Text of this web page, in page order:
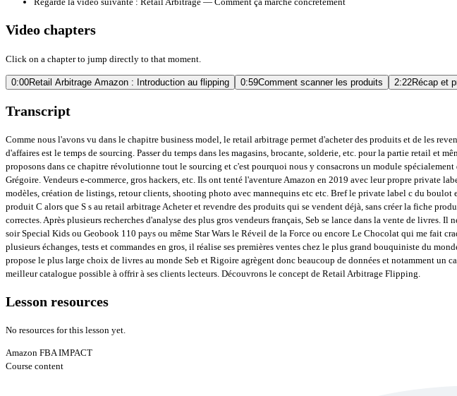
Video chapters
Click on a chapter to jump directly to that moment.
0:00Retail Arbitrage Amazon : Introduction au flipping 0:59Comment scanner les produits 2:22Récap et
Transcript
Comme nous l'avons vu dans le chapitre business model, le retail arbitrage permet d'acheter des produits et de les
d'affaires est le temps de sourcing. Passer du temps dans les magasins, brocante, solderie, etc. pour la partie retail et
proposons dans ce chapitre révolutionne tout le sourcing et c'est pourquoi nous y consacrons un module
Grégoire. Vendeurs e-commerce, gros hackers, etc. Ils ont tenté l'aventure Amazon en 2019 avec leur propre
modèles, création de listings, retour clients, shooting photo avec mannequins etc etc. Bref le private label c du
produit C alors que S s au retail arbitrage Acheter et revendre des produits qui se vendent déjà, sans créer la fiche
correctes. Après plusieurs recherches d'analyse des plus gros vendeurs français, Seb se lance dans la vente de
soir Special Kids ou Geobook 110 pays ou même Star Wars le Réveil de la Force ou encore Le Chocolat qui me fait
plusieurs échanges, tests et commandes en gros, il réalise ses premières ventes chez le plus grand bouquiniste du
propose le plus large choix de livres au monde Seb et Rigoire agrègent donc beaucoup de données et notamment
meilleur catalogue possible à offrir à ses clients lecteurs. Découvrons le concept de Retail Arbitrage Flipping.
Lesson resources
No resources for this lesson yet.
Amazon FBA IMPACT
Course content